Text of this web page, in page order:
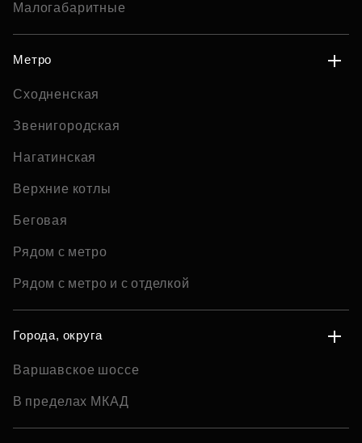
Малогабаритные
Метро
Сходненская
Звенигородская
Нагатинская
Верхние котлы
Беговая
Рядом с метро
Рядом с метро и с отделкой
Города, округа
Варшавское шоссе
В пределах МКАД